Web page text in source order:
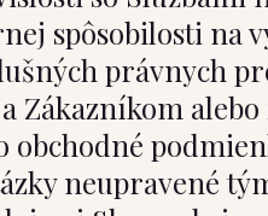
spôsobilosti na
právnych
neupravené